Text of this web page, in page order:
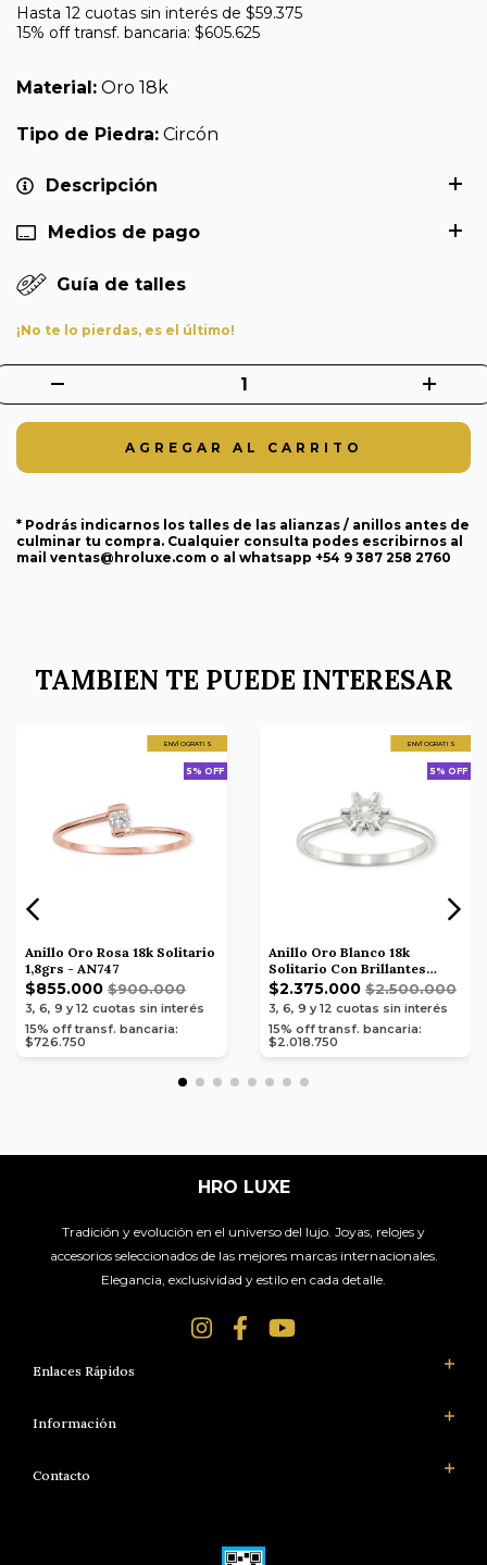
Hasta 12 cuotas sin interés de $59.375
15% off transf. bancaria: $605.625
Material: Oro 18k
Tipo de Piedra: Circón
Descripción
Medios de pago
Guía de talles
¡No te lo pierdas, es el último!
* Podrás indicarnos los talles de las alianzas / anillos antes de
culminar tu compra. Cualquier consulta podes escribirnos al
mail ventas@hroluxe.com o al whatsapp +54 9 387 258 2760
TAMBIEN TE PUEDE INTERESAR
ENVÍO GRATIS
5% OFF
Anillo Oro Rosa 18k Solitario
1,8grs - AN747
$855.000 $900.000
3, 6, 9 y 12 cuotas sin interés
15% off transf. bancaria:
$726.750
ENVÍO GRATIS
5% OFF
Anillo Oro Blanco 18k
Solitario Con Brillantes
3,4grs - AN735
$2.375.000 $2.500.000
3, 6, 9 y 12 cuotas sin interés
15% off transf. bancaria:
$2.018.750
HRO LUXE
Tradición y evolución en el universo del lujo. Joyas, relojes y
accesorios seleccionados de las mejores marcas internacionales.
Elegancia, exclusividad y estilo en cada detalle.
Enlaces Rápidos
Información
Contacto